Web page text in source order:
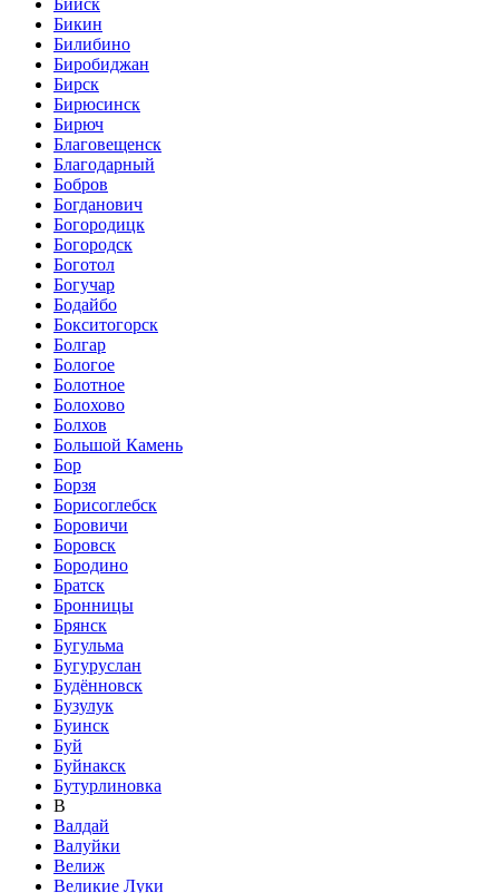
Бикин
Билибино
Биробиджан
Бирск
Бирюсинск
Бирюч
Благовещенск
Благодарный
Бобров
Богданович
Богородицк
Богородск
Боготол
Богучар
Бодайбо
Бокситогорск
Болгар
Бологое
Болотное
Болохово
Болхов
Большой Камень
Бор
Борзя
Борисоглебск
Боровичи
Боровск
Бородино
Братск
Бронницы
Брянск
Бугульма
Бугуруслан
Будённовск
Бузулук
Буинск
Буй
Буйнакск
Бутурлиновка
В
Валдай
Валуйки
Велиж
Великие Луки